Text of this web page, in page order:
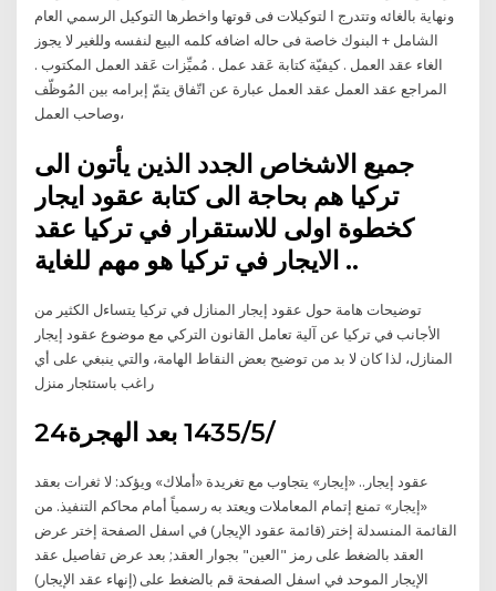
ونهاية بالغائه وتتدرج ا لتوكيلات فى قوتها واخطرها التوكيل الرسمي العام
الشامل + البنوك خاصة فى حاله اضافه كلمه البيع لنفسه وللغير لا يجوز
الغاء عقد العمل . كيفيّة كتابة عَقد عمل . مُميِّزات عَقد العمل المكتوب .
المراجع عقد العمل عقد العمل عبارة عن اتّفاق يتمّ إبرامه بين المُوظّف
وصاحب العمل،
جميع الاشخاص الجدد الذين يأتون الى
تركيا هم بحاجة الى كتابة عقود ايجار
كخطوة اولى للاستقرار في تركيا عقد
الايجار في تركيا هو مهم للغاية ..
توضيحات هامة حول عقود إيجار المنازل في تركيا يتساءل الكثير من
الأجانب في تركيا عن آلية تعامل القانون التركي مع موضوع عقود إيجار
المنازل، لذا كان لا بد من توضيح بعض النقاط الهامة، والتي ينبغي على أي
راغب باستئجار منزل
24‏‏/5‏‏/1435 بعد الهجرة
عقود إيجار.. «إيجار» يتجاوب مع تغريدة «أملاك» ويؤكد: لا ثغرات بعقد
«إيجار» تمنع إتمام المعاملات ويعتد به رسمياً أمام محاكم التنفيذ. من
القائمة المنسدلة إختر (قائمة عقود الإيجار) في اسفل الصفحة إختر عرض
العقد بالضغط على رمز "العين" بجوار العقد; بعد عرض تفاصيل عقد
الإيجار الموحد في اسفل الصفحة قم بالضغط على (إنهاء عقد الإيجار)